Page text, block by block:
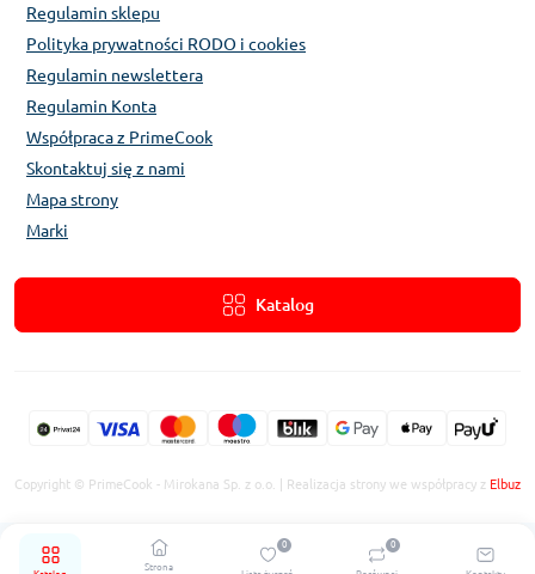
Strona
0 0
Regulamin sklepu
Polityka prywatności RODO i cookies
Regulamin newslettera
Regulamin Konta
Współpraca z PrimeCook
Skontaktuj się z nami
Mapa strony
Marki
Katalog
Copyright © PrimeCook - Mirokana Sp. z o.o. | Realizacja strony we współpracy z Elbuz